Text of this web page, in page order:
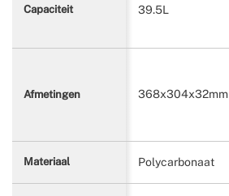
Capaciteit 39.5L
Afmetingen 368x304x32mm
Materiaal Polycarbonaat